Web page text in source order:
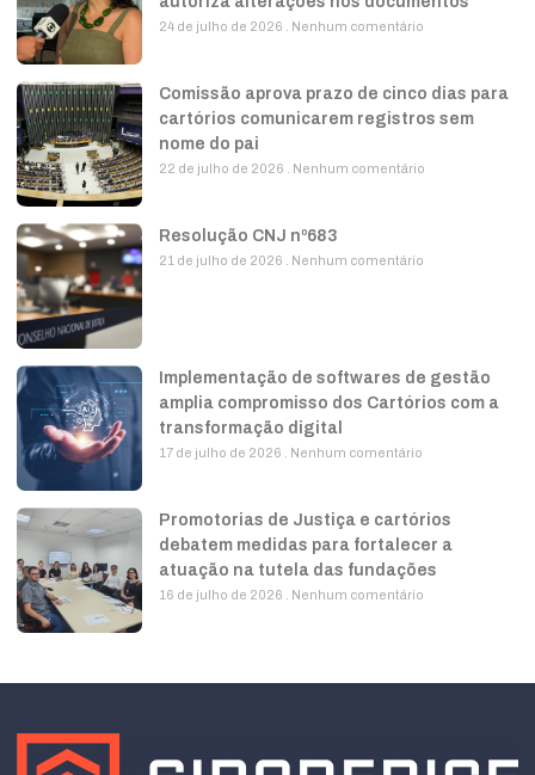
24 de julho de 2026 Nenhum comentário
Comissão aprova prazo de cinco dias para
cartórios comunicarem registros sem
nome do pai
22 de julho de 2026 Nenhum comentário
Resolução CNJ nº683
21 de julho de 2026 Nenhum comentário
Implementação de softwares de gestão
amplia compromisso dos Cartórios com a
transformação digital
17 de julho de 2026 Nenhum comentário
Promotorias de Justiça e cartórios
debatem medidas para fortalecer a
atuação na tutela das fundações
16 de julho de 2026 Nenhum comentário